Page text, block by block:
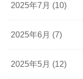
2025年7月 (10)
2025年6月 (7)
2025年5月 (12)